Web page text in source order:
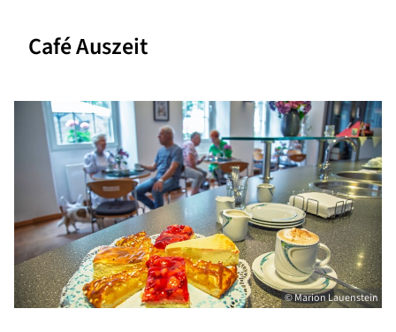
Café Auszeit
© Marion Lauenstein